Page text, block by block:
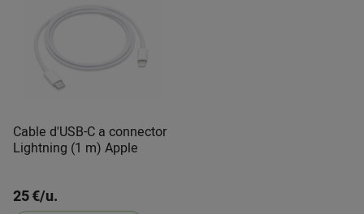
Cable d'USB-C a connector
Lightning (1 m) Apple
25 €/u.